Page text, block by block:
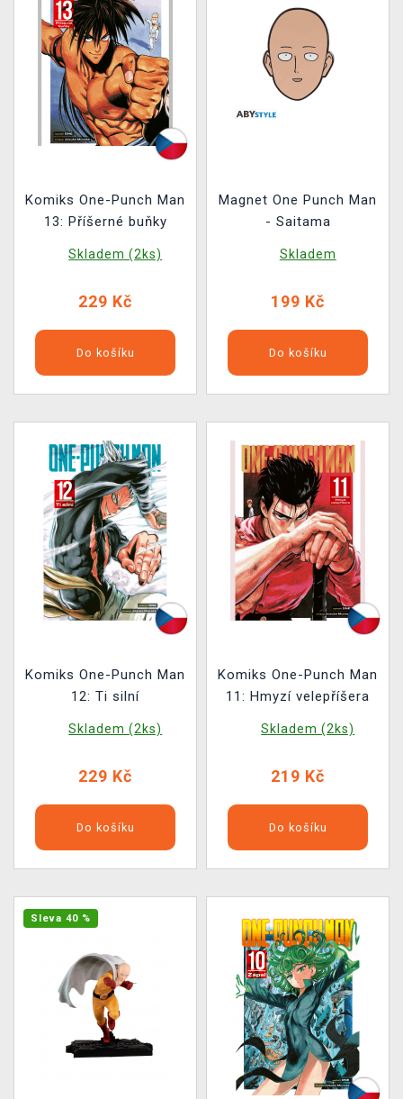
Komiks One-Punch Man
13: Příšerné buňky
Skladem (2ks)
229 Kč
Do košíku
Magnet One Punch Man
- Saitama
Skladem
199 Kč
Do košíku
Komiks One-Punch Man
12: Ti silní
Skladem (2ks)
229 Kč
Do košíku
Komiks One-Punch Man
11: Hmyzí velepříšera
Skladem (2ks)
219 Kč
Do košíku
Sleva 40 %